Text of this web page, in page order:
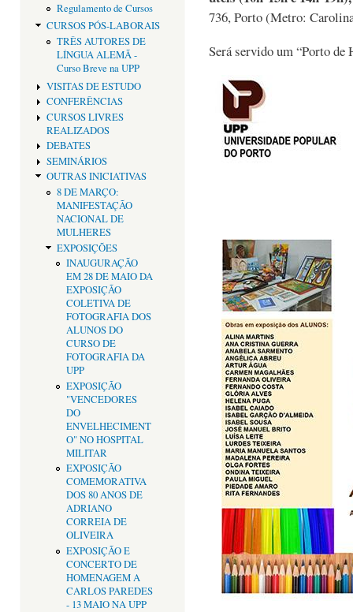
Regulamento de Cursos
CURSOS PÓS-LABORAIS
TRÊS AUTORES DE
LÍNGUA ALEMÃ -
Curso Breve na UPP
VISITAS DE ESTUDO
CONFERÊNCIAS
CURSOS LIVRES
REALIZADOS
DEBATES
SEMINÁRIOS
OUTRAS INICIATIVAS
8 DE MARÇO:
MANIFESTAÇÃO
NACIONAL DE
MULHERES
EXPOSIÇÕES
INAUGURAÇÃO
EM 28 DE MAIO DA
EXPOSIÇÃO
COLETIVA DE
FOTOGRAFIA DOS
ALUNOS DO
CURSO DE
FOTOGRAFIA DA
UPP
EXPOSIÇÃO
"VENCEDORES
DO
ENVELHECIMENT
O" NO HOSPITAL
MILITAR
EXPOSIÇÃO
COMEMORATIVA
DOS 80 ANOS DE
ADRIANO
CORREIA DE
OLIVEIRA
EXPOSIÇÃO E
CONCERTO DE
HOMENAGEM A
CARLOS PAREDES
- 13 MAIO NA UPP
736, Porto (Metro:
Será servido um “Porto de